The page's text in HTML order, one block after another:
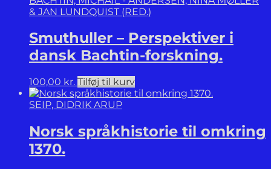
& JAN LUNDQUIST (RED.)
Smuthuller – Perspektiver i
dansk Bachtin-forskning.
100,00 kr. Tilføj til kurv
SEIP, DIDRIK ARUP
Norsk språkhistorie til omkring
1370.